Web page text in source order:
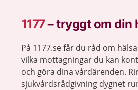
1177–tryggt om din
På 1177.se får du råd om
vilka mottagningar du kan
och göra dina vårdärenden.
sjukvårdsrådgivning dygnet